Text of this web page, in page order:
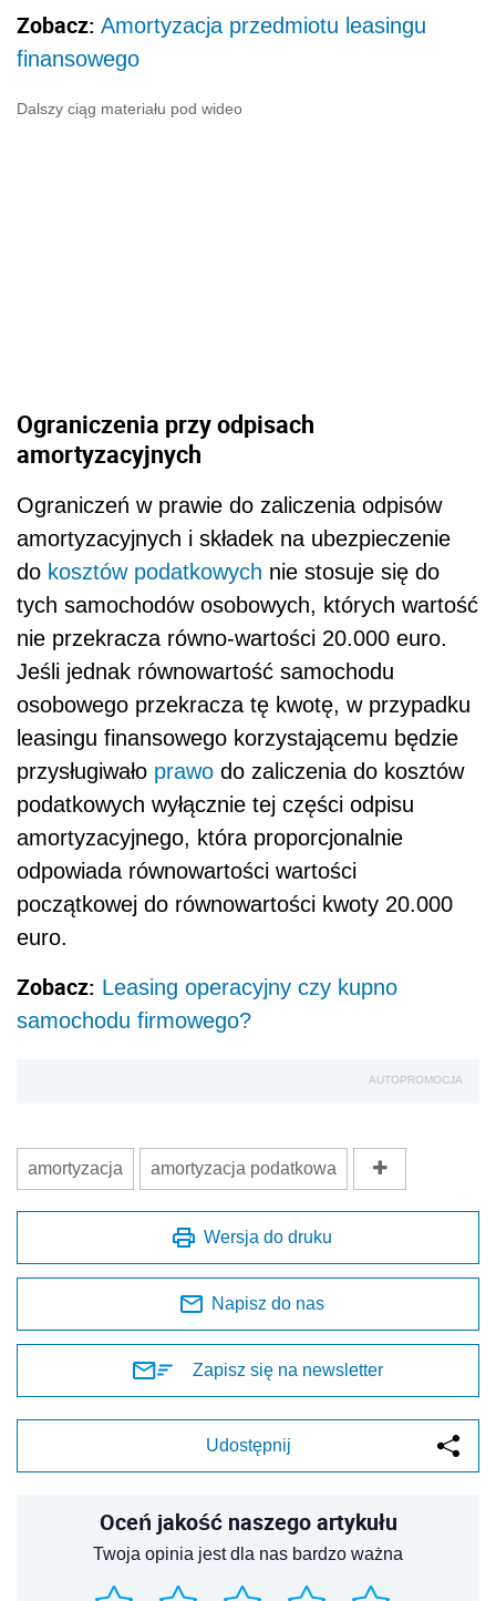
Zobacz: Amortyzacja przedmiotu leasingu
finansowego
Dalszy ciąg materiału pod wideo
Ograniczenia przy odpisach
amortyzacyjnych
Ograniczeń w prawie do zaliczenia odpisów
amortyzacyjnych i składek na ubezpieczenie
do kosztów podatkowych nie stosuje się do
tych samochodów osobowych, których wartość
nie przekracza równo-wartości 20.000 euro.
Jeśli jednak równowartość samochodu
osobowego przekracza tę kwotę, w przypadku
leasingu finansowego korzystającemu będzie
przysługiwało prawo do zaliczenia do kosztów
podatkowych wyłącznie tej części odpisu
amortyzacyjnego, która proporcjonalnie
odpowiada równowartości wartości
początkowej do równowartości kwoty 20.000
euro.
Zobacz: Leasing operacyjny czy kupno
samochodu firmowego?
AUTOPROMOCJA
amortyzacja amortyzacja podatkowa
Wersja do druku
Napisz do nas
Zapisz się na newsletter
Udostępnij
Oceń jakość naszego artykułu
Twoja opinia jest dla nas bardzo ważna